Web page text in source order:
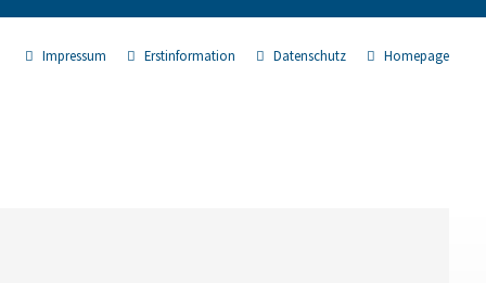
Impressum Erstinformation Datenschutz Homepage